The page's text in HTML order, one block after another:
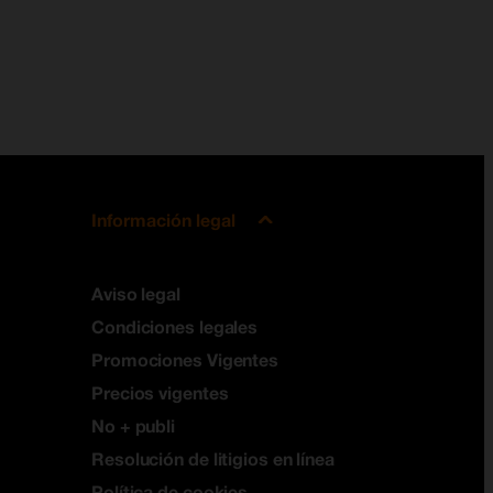
Información legal
Aviso legal
Condiciones legales
Promociones Vigentes
Precios vigentes
No + publi
Resolución de litigios en línea